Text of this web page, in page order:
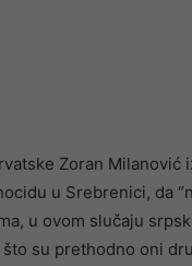
Zoran Milanović
u Srebrenici, da
u ovom slučaju
su prethodno oni